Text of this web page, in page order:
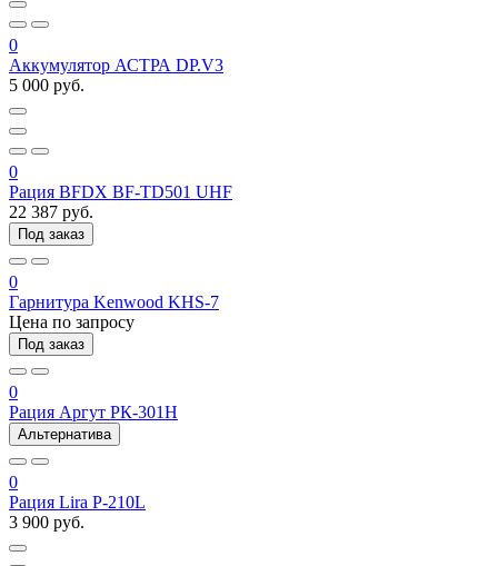
0
Аккумулятор АСТРА DP.V3
5 000 руб.
0
Рация BFDX BF-TD501 UHF
22 387 руб.
Под заказ
0
Гарнитура Kenwood KHS-7
Цена по запросу
Под заказ
0
Рация Аргут РК-301Н
Альтернатива
0
Рация Lira P-210L
3 900 руб.